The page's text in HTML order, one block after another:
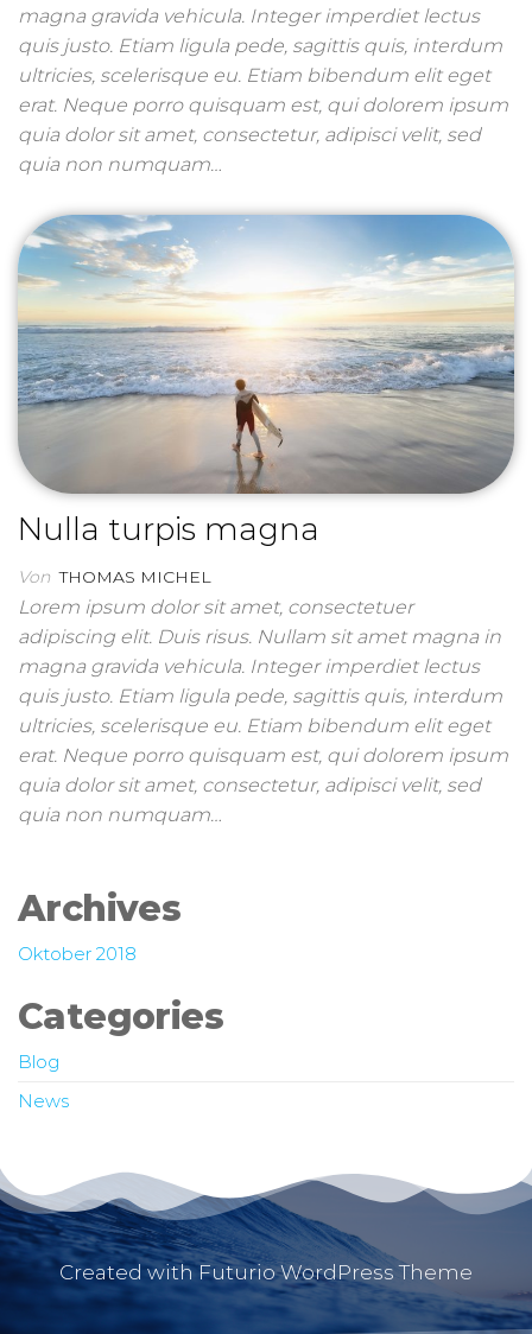
magna gravida vehicula. Integer imperdiet lectus
quis justo. Etiam ligula pede, sagittis quis, interdum
ultricies, scelerisque eu. Etiam bibendum elit eget
erat. Neque porro quisquam est, qui dolorem ipsum
quia dolor sit amet, consectetur, adipisci velit, sed
quia non numquam…
Nulla turpis magna
Von THOMAS MICHEL
Lorem ipsum dolor sit amet, consectetuer
adipiscing elit. Duis risus. Nullam sit amet magna in
magna gravida vehicula. Integer imperdiet lectus
quis justo. Etiam ligula pede, sagittis quis, interdum
ultricies, scelerisque eu. Etiam bibendum elit eget
erat. Neque porro quisquam est, qui dolorem ipsum
quia dolor sit amet, consectetur, adipisci velit, sed
quia non numquam…
Archives
Oktober 2018
Categories
Blog
News
Created with Futurio WordPress Theme